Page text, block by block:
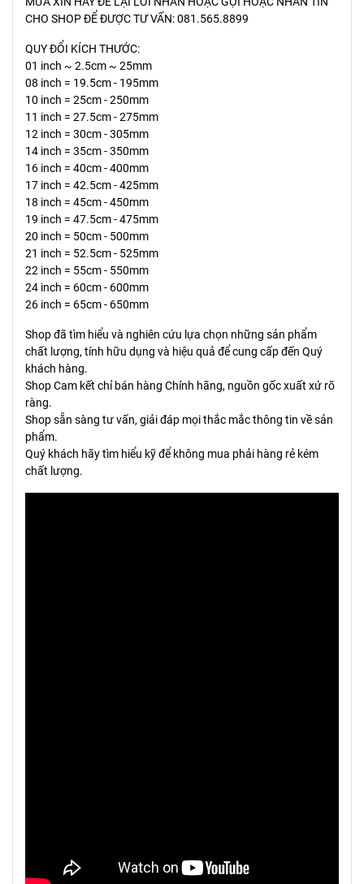
CHO SHOP ĐỂ ĐƯỢC TƯ VẤN: 081.565.8899
QUY ĐỔI KÍCH THƯỚC:
01 inch ~ 2.5cm ~ 25mm
08 inch = 19.5cm - 195mm
10 inch = 25cm - 250mm
11 inch = 27.5cm - 275mm
12 inch = 30cm - 305mm
14 inch = 35cm - 350mm
16 inch = 40cm - 400mm
17 inch = 42.5cm - 425mm
18 inch = 45cm - 450mm
19 inch = 47.5cm - 475mm
20 inch = 50cm - 500mm
21 inch = 52.5cm - 525mm
22 inch = 55cm - 550mm
24 inch = 60cm - 600mm
26 inch = 65cm - 650mm
Shop đã tìm hiểu và nghiên cứu lựa chọn những sản phẩm
chất lượng, tính hữu dụng và hiệu quả để cung cấp đến Quý
khách hàng.
Shop Cam kết chỉ bán hàng Chính hãng, nguồn gốc xuất xứ rõ
ràng.
Shop sẵn sàng tư vấn, giải đáp mọi thắc mắc thông tin về sản
phẩm.
Quý khách hãy tìm hiểu kỹ để không mua phải hàng rẻ kém
chất lượng.